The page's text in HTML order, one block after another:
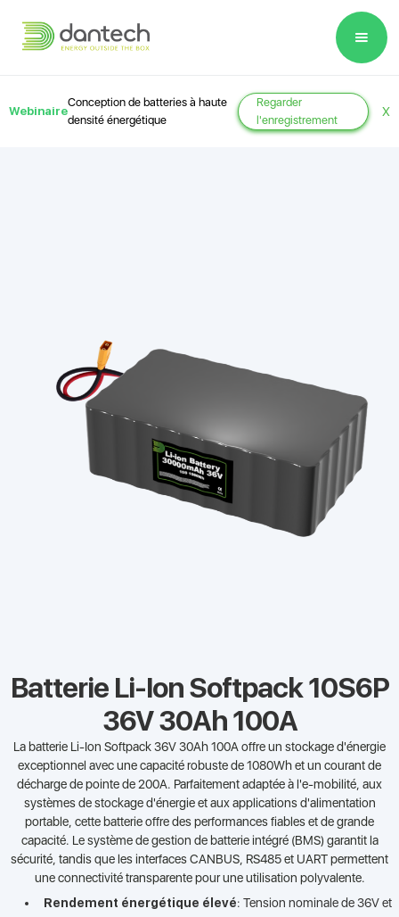
note:
includes
Webinaire
Conception de batteries à haute
densité énergétique
Regarder
l'enregistrement
X
Batterie Li-Ion Softpack 10S6P
36V 30Ah 100A
La batterie Li-Ion Softpack 36V 30Ah 100A offre un stockage d'énergie
exceptionnel avec une capacité robuste de 1080Wh et un courant de
décharge de pointe de 200A. Parfaitement adaptée à l'e-mobilité, aux
systèmes de stockage d'énergie et aux applications d'alimentation
portable, cette batterie offre des performances fiables et de grande
capacité. Le système de gestion de batterie intégré (BMS) garantit la
sécurité, tandis que les interfaces CANBUS, RS485 et UART permettent
une connectivité transparente pour une utilisation polyvalente.
Rendement énergétique élevé: Tension nominale de 36V et